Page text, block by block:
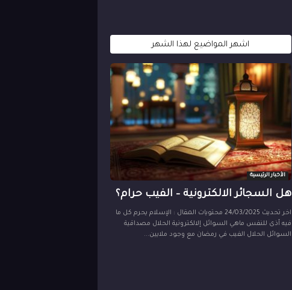
اشهر المواضيع لهذا الشهر
الأخبار الرئيسية
هل السجائر الالكترونية – الفيب حرام؟
اخر تحديث 24/03/2025 محتويات المقال : الإسلام يحرم كل ما
فيه أذى للنفس ماهي السوائل إلالكترونية الحلال مصداقية
السوائل الحلال الفيب في رمضان مع وجود ملايين...